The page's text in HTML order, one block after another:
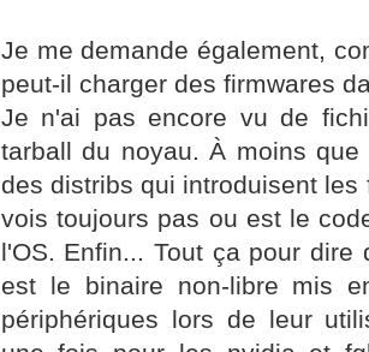
Je me demande également,
peut-il charger des firmwares
Je n'ai pas encore vu de
tarball du noyau. À moins
des distribs qui introduisent
vois toujours pas ou est le
l'OS. Enfin... Tout ça pour
est le binaire non-libre mis
périphériques lors de leur